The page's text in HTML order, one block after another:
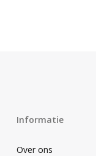
Informatie
Over ons